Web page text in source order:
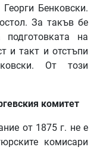
Бенковски.
За такъв бе
на
и такт и отстъпи
От този
комитет
от 1875 г. не е
комисари